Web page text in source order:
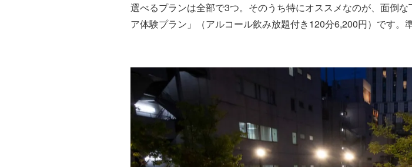
選べるプランは全部で3つ。そのうち特にオススメなのが、面倒
ア体験プラン」（アルコール飲み放題付き120分6,200円）です。